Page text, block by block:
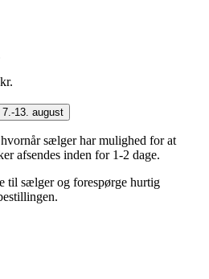
7.-13. august
sælger har mulighed for at
afsendes inden for 1-2 dage.
til sælger og forespørge hurtig